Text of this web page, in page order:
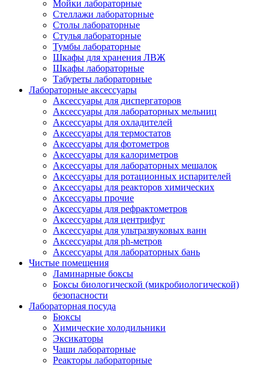
Мойки лабораторные
Стеллажи лабораторные
Столы лабораторные
Стулья лабораторные
Тумбы лабораторные
Шкафы для хранения ЛВЖ
Шкафы лабораторные
Табуреты лабораторные
Лабораторные аксессуары
Аксессуары для диспергаторов
Аксессуары для лабораторных мельниц
Аксессуары для охладителей
Аксессуары для термостатов
Аксессуары для фотометров
Аксессуары для калориметров
Аксессуары для лабораторных мешалок
Аксессуары для ротационных испарителей
Аксессуары для реакторов химических
Аксессуары прочие
Аксессуары для рефрактометров
Аксессуары для центрифуг
Аксессуары для ультразвуковых ванн
Аксессуары для ph-метров
Аксессуары для лабораторных бань
Чистые помещения
Ламинарные боксы
Боксы биологической (микробиологической)
безопасности
Лабораторная посуда
Бюксы
Химические холодильники
Эксикаторы
Чаши лабораторные
Реакторы лабораторные